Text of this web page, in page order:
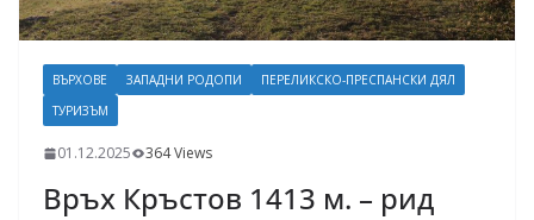
ВЪРХОВЕ ЗАПАДНИ РОДОПИ
ПЕРЕЛИКСКО-ПРЕСПАНСКИ ДЯЛ
ТУРИЗЪМ
01.12.2025 364 Views
Връх Кръстов 1413 м. – рид